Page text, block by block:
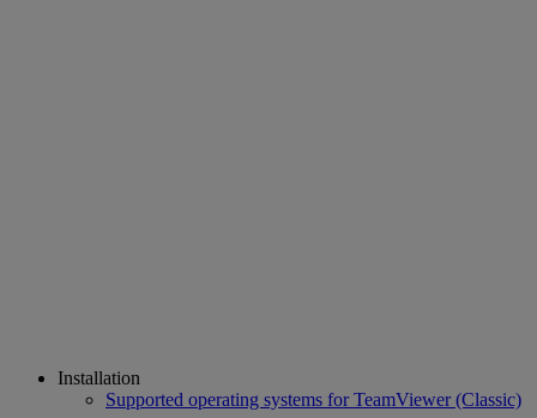
Installation
Supported operating systems for TeamViewer (Classic)